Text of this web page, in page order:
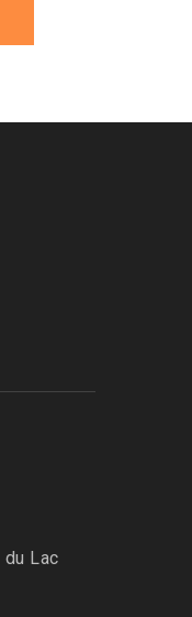
du Lac